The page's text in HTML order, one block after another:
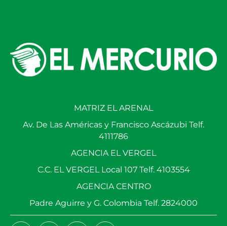
MATRIZ EL ARENAL
Av. De Las Américas y Francisco Ascázubi Telf.
4111786
AGENCIA EL VERGEL
C.C. EL VERGEL Local 107 Telf. 4103554
AGENCIA CENTRO
Padre Aguirre y G. Colombia Telf. 2824000